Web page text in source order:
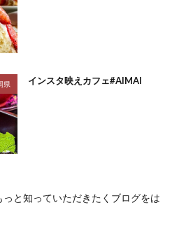
県 インスタ映えカフェ#AIMAI
と知っていただきたくブログをは